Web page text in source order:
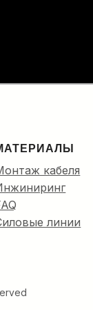
кабеля
линии